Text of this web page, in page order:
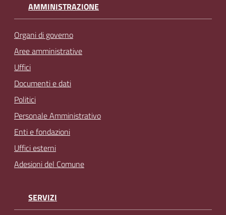
AMMINISTRAZIONE
Organi di governo
Aree amministrative
Uffici
Documenti e dati
Politici
Personale Amministrativo
Enti e fondazioni
Uffici esterni
Adesioni del Comune
SERVIZI